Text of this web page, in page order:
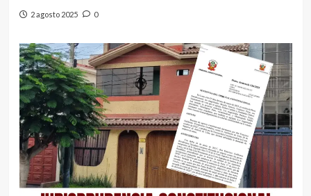
2 agosto 2025 0